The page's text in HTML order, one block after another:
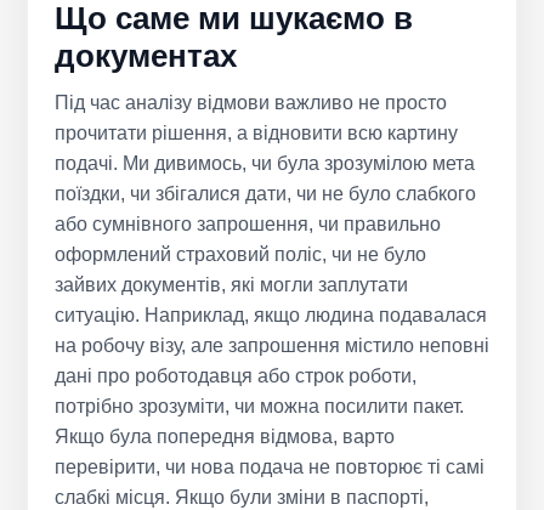
Що саме ми шукаємо в
документах
Під час аналізу відмови важливо не просто
прочитати рішення, а відновити всю картину
подачі. Ми дивимось, чи була зрозумілою мета
поїздки, чи збігалися дати, чи не було слабкого
або сумнівного запрошення, чи правильно
оформлений страховий поліс, чи не було
зайвих документів, які могли заплутати
ситуацію. Наприклад, якщо людина подавалася
на робочу візу, але запрошення містило неповні
дані про роботодавця або строк роботи,
потрібно зрозуміти, чи можна посилити пакет.
Якщо була попередня відмова, варто
перевірити, чи нова подача не повторює ті самі
слабкі місця. Якщо були зміни в паспорті,